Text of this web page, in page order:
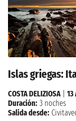
Islas griegas:
COSTA DELIZIOSA
13
Duración: 3 noches
Salida desde: